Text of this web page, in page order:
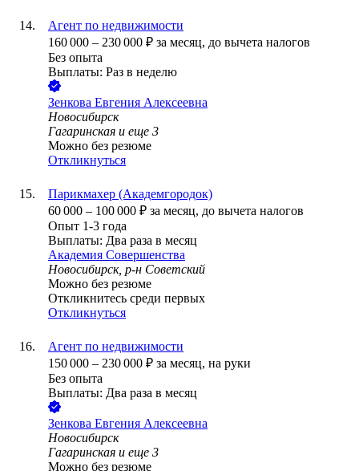
Агент по недвижимости
160 000 – 230 000 ₽ за месяц, до вычета налогов
Без опыта
Выплаты: Раз в неделю
Зенкова Евгения Алексеевна
Новосибирск
Гагаринская и еще 3
Можно без резюме
Откликнуться
Парикмахер (Академгородок)
60 000 – 100 000 ₽ за месяц, до вычета налогов
Опыт 1-3 года
Выплаты: Два раза в месяц
Академия Совершенства
Новосибирск, р-н Советский
Можно без резюме
Откликнитесь среди первых
Откликнуться
Агент по недвижимости
150 000 – 230 000 ₽ за месяц, на руки
Без опыта
Выплаты: Два раза в месяц
Зенкова Евгения Алексеевна
Новосибирск
Гагаринская и еще 3
Можно без резюме